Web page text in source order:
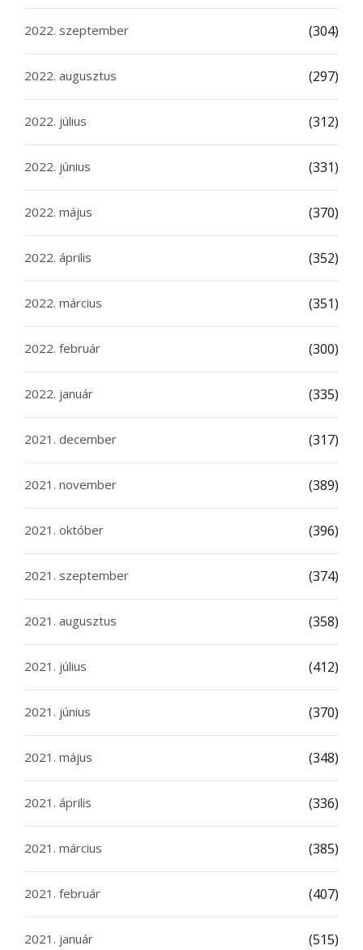
2022. szeptember (304)
2022. augusztus (297)
2022. július (312)
2022. június (331)
2022. május (370)
2022. április (352)
2022. március (351)
2022. február (300)
2022. január (335)
2021. december (317)
2021. november (389)
2021. október (396)
2021. szeptember (374)
2021. augusztus (358)
2021. július (412)
2021. június (370)
2021. május (348)
2021. április (336)
2021. március (385)
2021. február (407)
2021. január (515)